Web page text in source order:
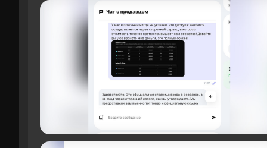
Маркетплейс принимает широкий спектр
российские электронные кошельки и
(Bitcoin, USDT и другие). Пользователям
сопровождается указанием комиссии и
своей стороны с каждой сделки, а
при оплате криптовалютой. Окончательная
скрытых наценок нет: пользователь сразу
образом вам нужно следить за тем, какая
изначально.